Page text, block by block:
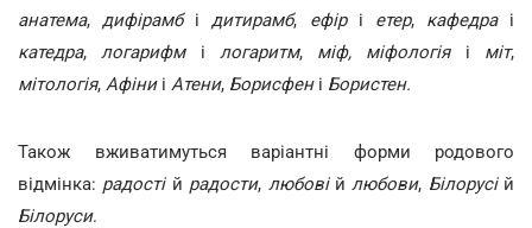
анатема,дифірамбідитирамб, ефірі етер, кафедраі
катедра,логарифмі логаритм, міф, міфологіяі міт,
мітологія, Афіниі Атени, Борисфені Бористен.
Також вживатимуться варіантні форми родового
відмінка: радостій радости, любовійлюбови, Білорусій
Білоруси.